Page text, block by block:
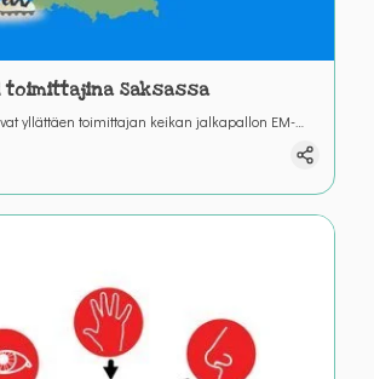
toimittajina Saksassa
yllättäen toimittajan keikan jalkapallon EM-